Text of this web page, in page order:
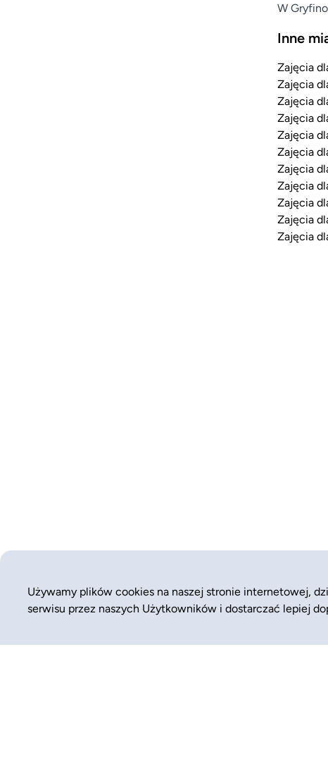
W
Inne
Zajęcia
Zajęcia
Zajęcia
Zajęcia
Zajęcia
Zajęcia
Zajęcia
Zajęcia
Zajęcia
Zajęcia
Zajęcia
Używamy plików cookies na naszej stronie internetowej,
serwisu przez naszych Użytkowników i dostarczać lepiej